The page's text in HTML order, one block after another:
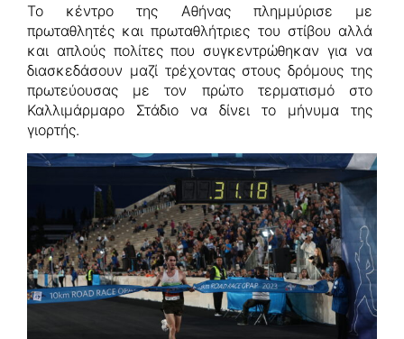
Το κέντρο της Αθήνας πλημμύρισε με
πρωταθλητές και πρωταθλήτριες του στίβου αλλά
και απλούς πολίτες που συγκεντρώθηκαν για να
διασκεδάσουν μαζί τρέχοντας στους δρόμους της
πρωτεύουσας με τον πρώτο τερματισμό στο
Καλλιμάρμαρο Στάδιο να δίνει το μήνυμα της
γιορτής.